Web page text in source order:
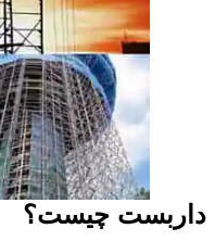
داربست چیست؟